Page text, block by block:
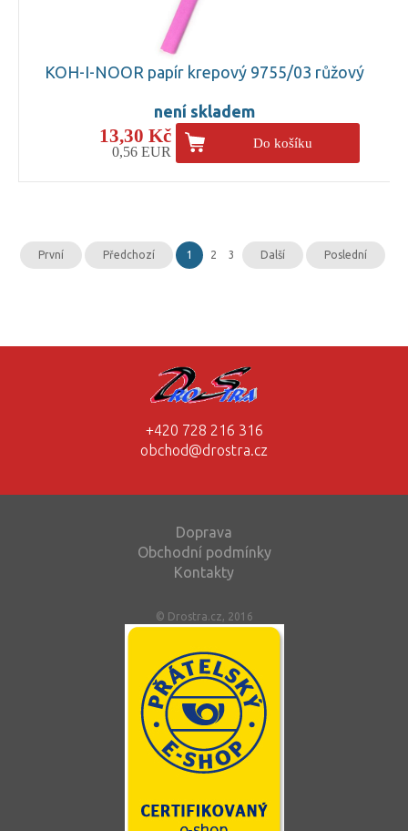
KOH-I-NOOR papír krepový 9755/03 růžový
není skladem
13,30 Kč
0,56 EUR
Do košíku
První Předchozí 1 2 3 Další Poslední
+420 728 216 316
obchod@drostra.cz
Doprava
Obchodní podmínky
Kontakty
© Drostra.cz, 2016